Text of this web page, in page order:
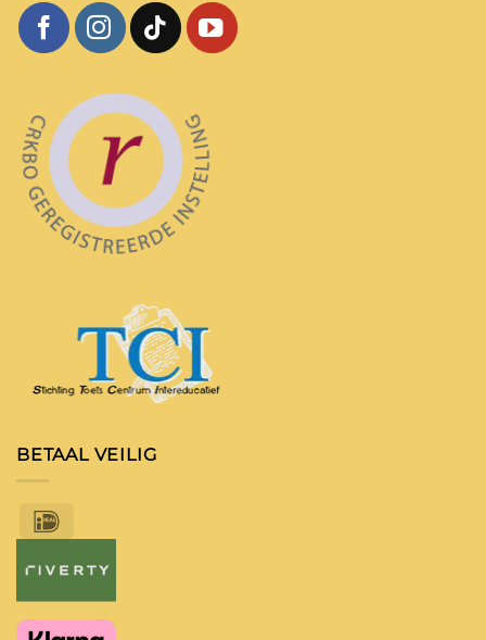
BETAAL VEILIG